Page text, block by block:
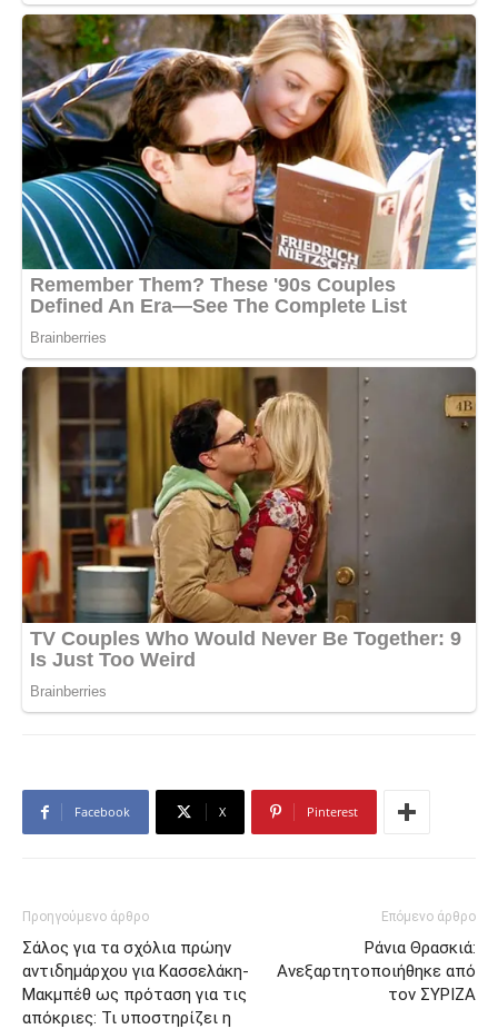
Facebook X Pinterest
Προηγούμενο άρθρο
Σάλος για τα σχόλια πρώην
αντιδημάρχου για Κασσελάκη-
Μακμπέθ ως πρόταση για τις
απόκριες: Τι υποστηρίζει η
Επόμενο άρθρο
Ράνια Θρασκιά:
Ανεξαρτητοποιήθηκε από
τον ΣΥΡΙΖΑ